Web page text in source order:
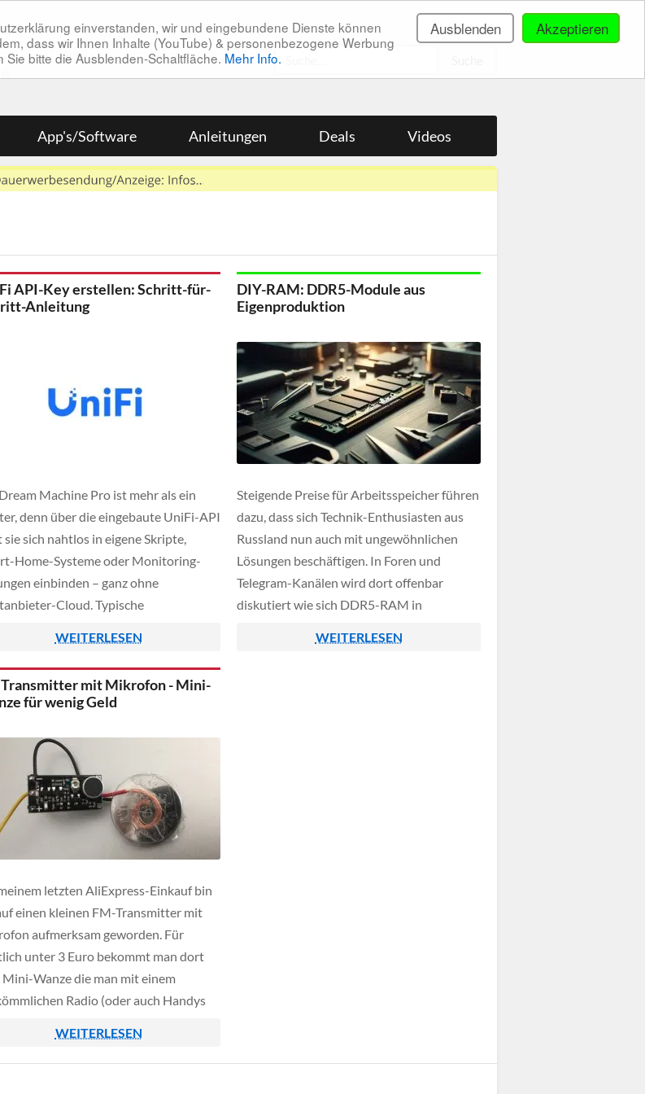
Akzeptieren
Ausblenden
einverstanden, wir und eingebundene Dienste können
dass wir Ihnen Inhalte (YouTube) & personenbezogene Werbung
bitte die Ausblenden-Schaltfläche. Mehr Info.
App's/Software Anleitungen Deals Videos
API-Key erstellen: Schritt-für-
Anleitung
Machine Pro ist mehr als ein
denn über die eingebaute UniFi-API
sie sich nahtlos in eigene Skripte,
Home-Systeme oder Monitoring-
einbinden – ganz ohne
Cloud. Typische
anhand von
im Netzwerk, das
Auslesen von Traffic-
die Integration in Home
oder das Fernsteuern von PoE-
per […]
WEITERLESEN
DIY-RAM: DDR5-Module aus
Eigenproduktion
Steigende Preise für Arbeitsspeicher führen
dazu, dass sich Technik-Enthusiasten aus
Russland nun auch mit ungewöhnlichen
Lösungen beschäftigen. In Foren und
Telegram-Kanälen wird dort offenbar
diskutiert wie sich DDR5-RAM in
tauschen Erfahrungen darüber aus, wie sich
WEITERLESEN
mit Mikrofon - Mini-
für wenig Geld
letzten AliExpress-Einkauf bin
einen kleinen FM-Transmitter mit
aufmerksam geworden. Für
unter 3 Euro bekommt man dort
Mini-Wanze die man mit einem
Radio (oder auch Handys
folgenden Anleitung gehen wir
näher auf dieses Produkt ein und
WEITERLESEN